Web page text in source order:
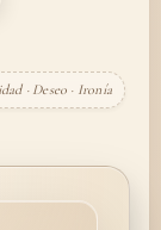
· Deseo · Ironía